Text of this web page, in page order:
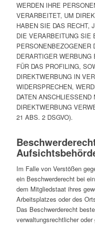
WERDEN IHRE
VERARBEITET, UM
HABEN SIE DAS RECHT,
DIE VERARBEITUNG SIE
PERSONENBEZOGENER
DERARTIGER
FÜR DAS PROFILING,
DIREKTWERBUNG IN
WIDERSPRECHEN,
DATEN
DIREKTWERBUNG
21 ABS. 2 DSGVO).
Im Falle von Verstößen
ein Beschwerderecht bei
dem Mitgliedstaat ihres
Arbeitsplatzes oder des
Das Beschwerderecht
verwaltungsrechtlicher